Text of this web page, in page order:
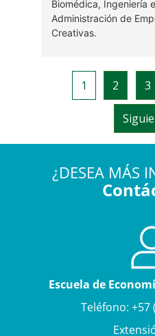
¿DESEA MÁS
Escuela de
Teléfono: +57